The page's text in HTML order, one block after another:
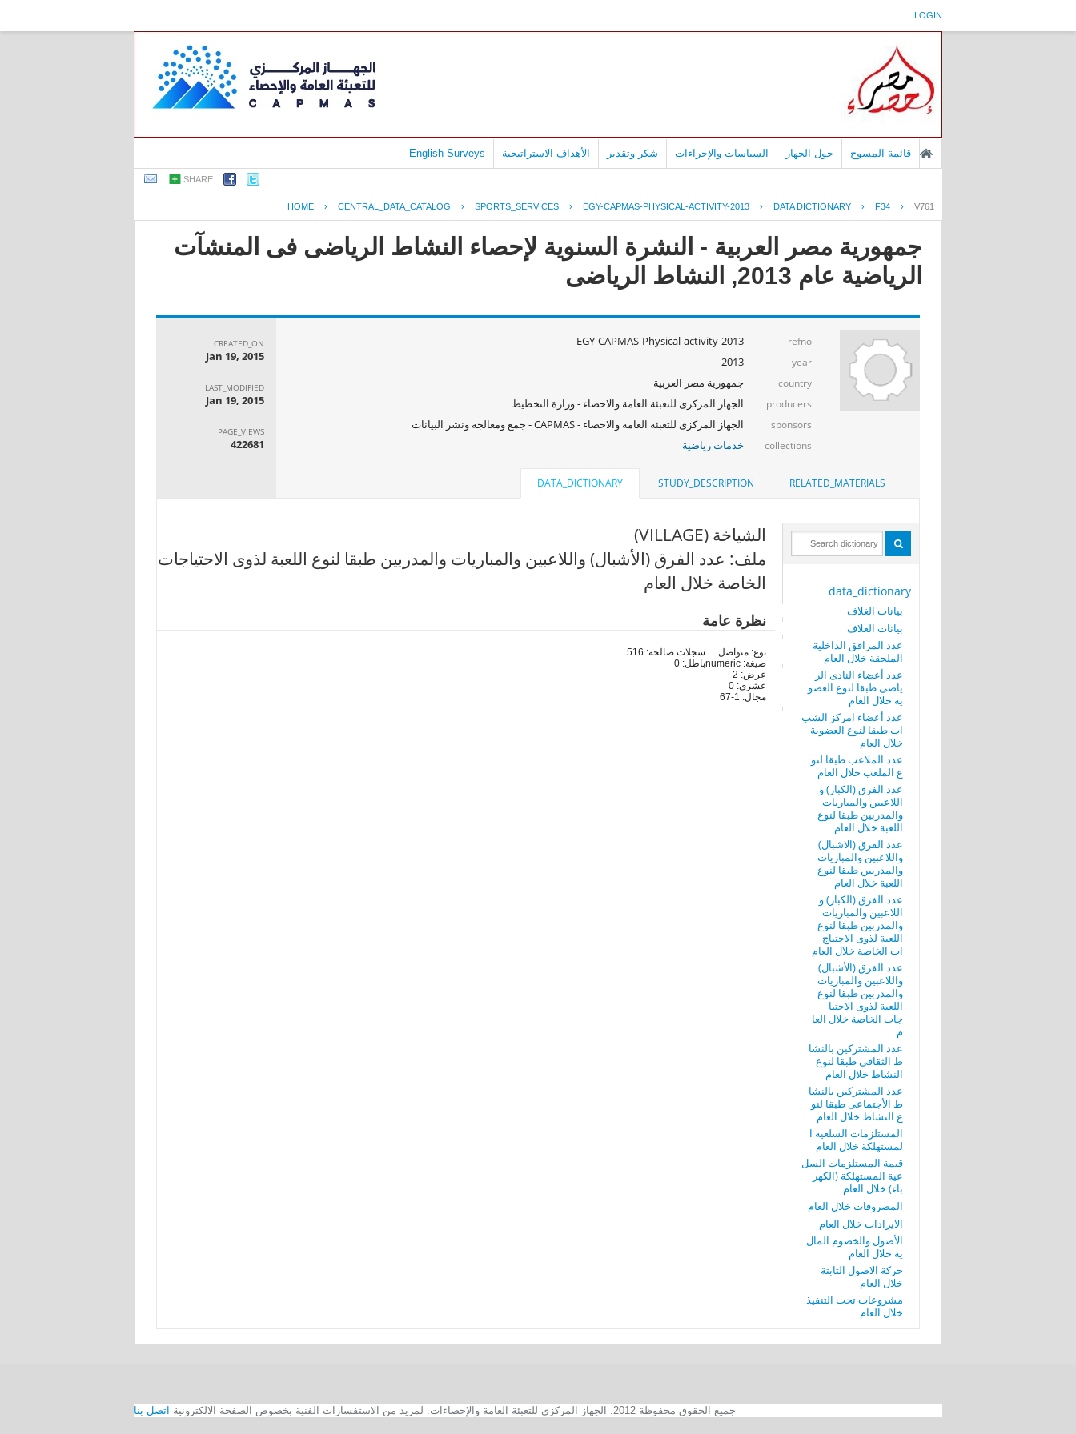
LOGIN
قائمة المسوح حول الجهاز السياسات والإجراءات شكر وتقدير الأهداف الاستراتيجية English Surveys
SHARE
HOME › CENTRAL_DATA_CATALOG › SPORTS_SERVICES › EGY-CAPMAS-PHYSICAL-ACTIVITY-2013 › DATA DICTIONARY › F34 › V761
جمهورية مصر العربية - النشرة السنوية لإحصاء النشاط الرياضى فى المنشآت
الرياضية عام 2013, النشاط الرياضى
refno
EGY-CAPMAS-Physical-activity-2013
year
2013
country جمهورية مصر العربية
producers الجهاز المركزى للتعبئة العامة والاحصاء - وزارة التخطيط
sponsors الجهاز المركزى للتعبئة العامة والاحصاء - CAPMAS - جمع ومعالجة ونشر البيانات
collections خدمات رياضية
CREATED_ON
Jan 19, 2015
LAST_MODIFIED
Jan 19, 2015
PAGE_VIEWS
422681
RELATED_MATERIALS
STUDY_DESCRIPTION
DATA_DICTIONARY
data_dictionary
بيانات الغلاف
بيانات الغلاف
عدد المرافق الداخلية
الملحقة خلال العام
عدد أعضاء النادى الر
ياضى طبقا لنوع العضو
ية خلال العام
عدد أعضاء امركز الشب
اب طبقا لنوع العضوية
خلال العام
عدد الملاعب طبقا لنو
ع الملعب خلال العام
عدد الفرق (الكبار) و
اللاعبين والمباريات
والمدربين طبقا لنوع
اللعبة خلال العام
عدد الفرق (الاشبال)
واللاعبين والمباريات
والمدربين طبقا لنوع
اللعبة خلال العام
عدد الفرق (الكبار) و
اللاعبين والمباريات
والمدربين طبقا لنوع
اللعبة لذوى الاحتياج
ات الخاصة خلال العام
عدد الفرق (الأشبال)
واللاعبين والمباريات
والمدربين طبقا لنوع
اللعبة لذوى الاحتيا
جات الخاصة خلال العا
م
عدد المشتركين بالنشا
ط الثقافى طبقا لنوع
النشاط خلال العام
عدد المشتركين بالنشا
ط الأجتماعى طبقا لنو
ع النشاط خلال العام
المستلزمات السلعية ا
لمستهلكة خلال العام
قيمة المستلزمات السل
عية المستهلكة (الكهر
باء) خلال العام
المصروفات خلال العام
الايرادات خلال العام
الأصول والخصوم المال
ية خلال العام
حركة الاصول الثابتة
خلال العام
مشروعات تحت التنفيذ
خلال العام
الشياخة (VILLAGE)
ملف: عدد الفرق (الأشبال) واللاعبين والمباريات والمدربين طبقا لنوع اللعبة لذوى الاحتياجات
الخاصة خلال العام
نظرة عامة
نوع: متواصل
صيغة: numeric
عرض: 2
عشري: 0
مجال: 1-67
سجلات صالحة: 516
باطل: 0
جميع الحقوق محفوظة 2012. الجهاز المركزي للتعبئة العامة والإحصاءات. لمزيد من الاستفسارات الفنية بخصوص الصفحة الالكترونية اتصل بنا